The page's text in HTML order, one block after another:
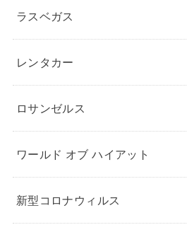
ラスベガス
レンタカー
ロサンゼルス
ワールド オブ ハイアット
新型コロナウィルス